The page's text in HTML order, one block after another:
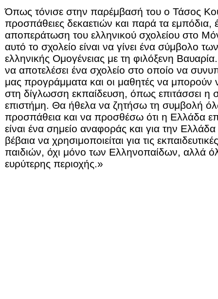
Όπως τόνισε στην παρέμβασή του ο Τάσος
προσπάθειες δεκαετιών και παρά τα εμπόδια,
αποπεράτωση του ελληνικού σχολείου στο
αυτό το σχολείο είναι να γίνει ένα σύμβολο
ελληνικής Ομογένειας με τη φιλόξενη
να αποτελέσει ένα σχολείο στο οποίο να
μας προγράμματα και οι μαθητές να
στη δίγλωσση εκπαίδευση, όπως επιτάσσει η
επιστήμη. Θα ήθελα να ζητήσω τη συμβολή
προσπάθεια και να προσθέσω ότι η Ελλάδα
είναι ένα σημείο αναφοράς και για την Ελλάδα
βέβαια να χρησιμοποιείται για τις
παιδιών, όχι μόνο των Ελληνοπαίδων, αλλά
ευρύτερης περιοχής.»